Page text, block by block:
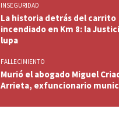
INSEGURIDAD
La historia detrás del carrito
incendiado en Km 8: la
lupa
FALLECIMIENTO
Murió el abogado Miguel
Arrieta, exfuncionario